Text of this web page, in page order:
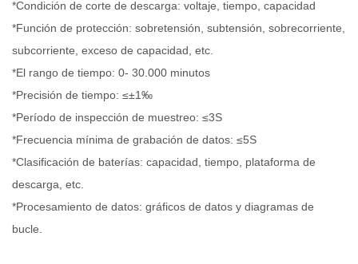
*Condición de corte de descarga: voltaje, tiempo, capacidad
*Función de protección: sobretensión, subtensión, sobrecorriente,
subcorriente, exceso de capacidad, etc.
*El rango de tiempo: 0- 30.000 minutos
*Precisión de tiempo: ≤±1‰
*Período de inspección de muestreo: ≤3S
*Frecuencia mínima de grabación de datos: ≤5S
*Clasificación de baterías: capacidad, tiempo, plataforma de
descarga, etc.
*Procesamiento de datos: gráficos de datos y diagramas de
bucle.